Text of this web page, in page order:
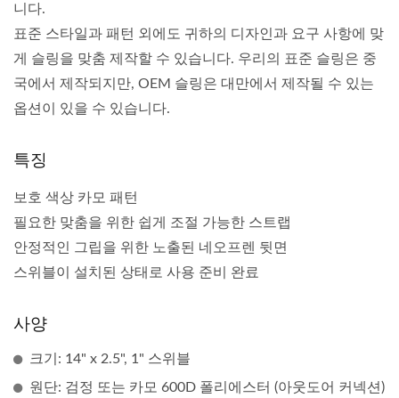
니다.
표준 스타일과 패턴 외에도 귀하의 디자인과 요구 사항에 맞
게 슬링을 맞춤 제작할 수 있습니다. 우리의 표준 슬링은 중
국에서 제작되지만, OEM 슬링은 대만에서 제작될 수 있는
옵션이 있을 수 있습니다.
특징
보호 색상 카모 패턴
필요한 맞춤을 위한 쉽게 조절 가능한 스트랩
안정적인 그립을 위한 노출된 네오프렌 뒷면
스위블이 설치된 상태로 사용 준비 완료
사양
크기: 14" x 2.5", 1" 스위블
원단: 검정 또는 카모 600D 폴리에스터 (아웃도어 커넥션)